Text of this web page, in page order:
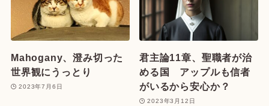
Mahogany、澄み切った
世界観にうっとり
2023年7月6日
君主論11章、聖職者が治
める国 アップルも信者
がいるから安心か？
2023年3月12日